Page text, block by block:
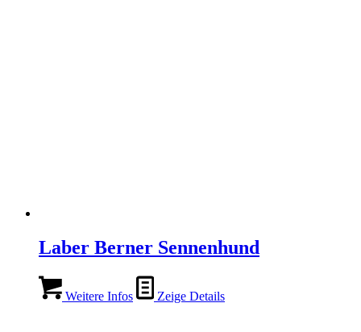
Laber Berner Sennenhund
Weitere Infos Zeige Details